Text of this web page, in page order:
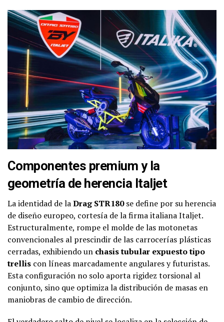
Componentes premium y la
geometría de herencia Italjet
La identidad de laDrag STR180se define por su herencia
de diseño europeo, cortesía de la firma italiana Italjet.
Estructuralmente, rompe el molde de las motonetas
convencionales al prescindir de las carrocerías plásticas
cerradas, exhibiendo un chasis tubular expuesto tipo
trellis con líneas marcadamente angulares y futuristas.
Esta configuración no solo aporta rigidez torsional al
conjunto, sino que optimiza la distribución de masas en
maniobras de cambio de dirección.